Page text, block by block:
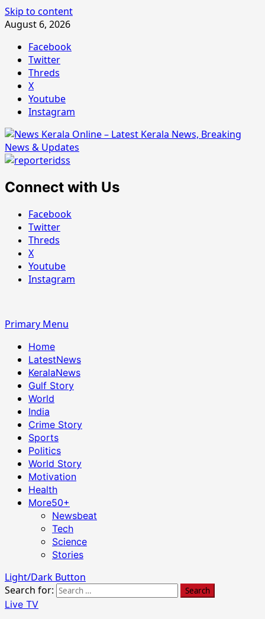
Skip to content
August 6, 2026
Facebook
Twitter
Threds
X
Youtube
Instagram
Connect with Us
Facebook
Twitter
Threds
X
Youtube
Instagram
Primary Menu
Home
LatestNews
KeralaNews
Gulf Story
World
India
Crime Story
Sports
Politics
World Story
Motivation
Health
More50+
Newsbeat
Tech
Science
Stories
Light/Dark Button
Search for:
Live TV